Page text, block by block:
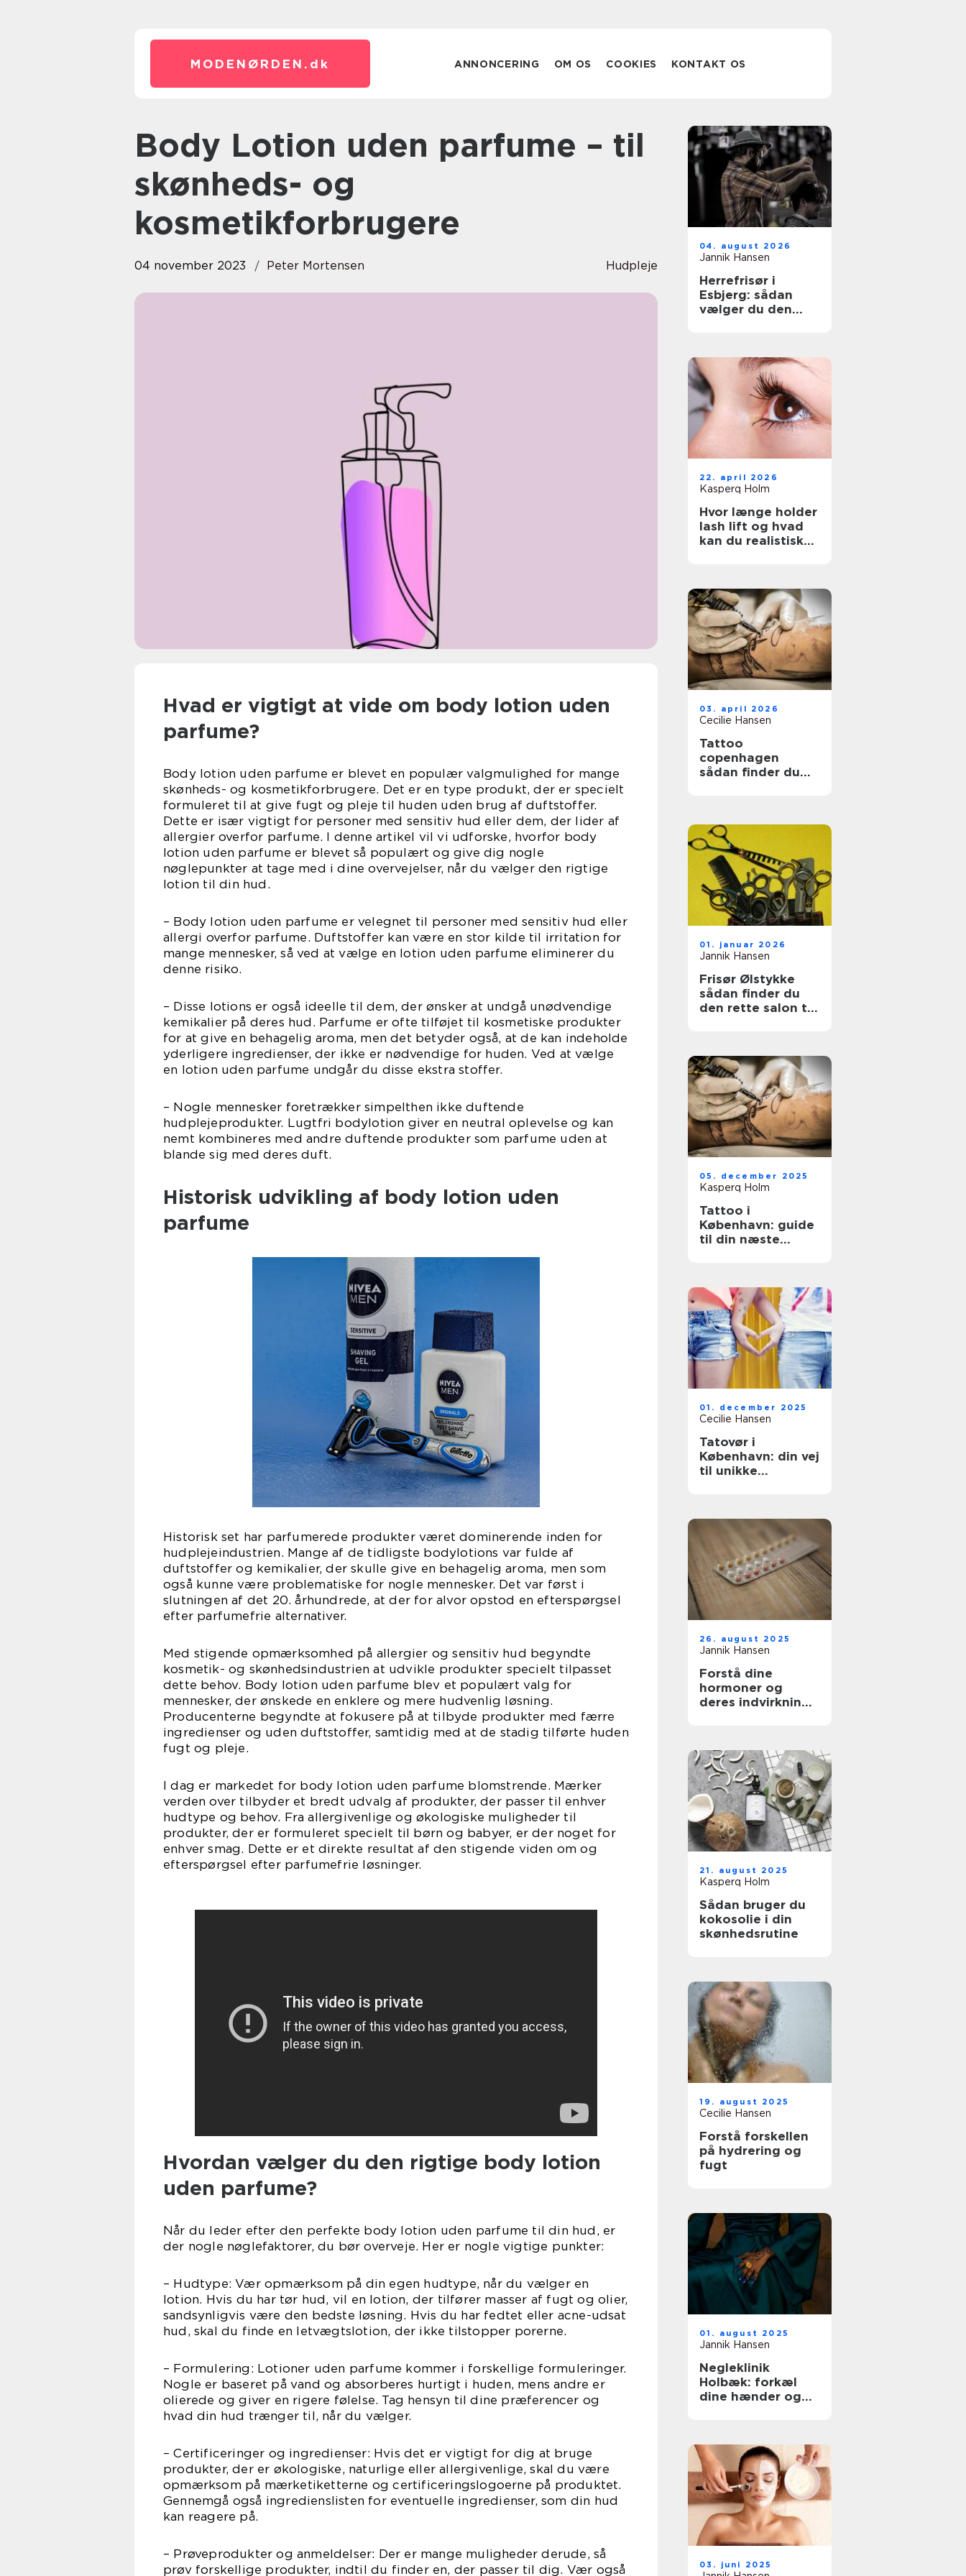
MODENØRDEN. dk ANNONCERING OM OS COOKIES KONTAKT OS
Body Lotion uden parfume – til
skønheds- og
kosmetikforbrugere
04 november 2023 Peter Mortensen Hudpleje
Hvad er vigtigt at vide om body lotion uden
parfume?
Body lotion uden parfume er blevet en populær valgmulighed for mange
skønheds- og kosmetikforbrugere. Det er en type produkt, der er specielt
formuleret til at give fugt og pleje til huden uden brug af duftstoffer.
Dette er især vigtigt for personer med sensitiv hud eller dem, der lider af
allergier overfor parfume. I denne artikel vil vi udforske, hvorfor body
lotion uden parfume er blevet så populært og give dig nogle
nøglepunkter at tage med i dine overvejelser, når du vælger den rigtige
lotion til din hud.
– Body lotion uden parfume er velegnet til personer med sensitiv hud eller
allergi overfor parfume. Duftstoffer kan være en stor kilde til irritation for
mange mennesker, så ved at vælge en lotion uden parfume eliminerer du
denne risiko.
– Disse lotions er også ideelle til dem, der ønsker at undgå unødvendige
kemikalier på deres hud. Parfume er ofte tilføjet til kosmetiske produkter
for at give en behagelig aroma, men det betyder også, at de kan indeholde
yderligere ingredienser, der ikke er nødvendige for huden. Ved at vælge
en lotion uden parfume undgår du disse ekstra stoffer.
– Nogle mennesker foretrækker simpelthen ikke duftende
hudplejeprodukter. Lugtfri bodylotion giver en neutral oplevelse og kan
nemt kombineres med andre duftende produkter som parfume uden at
blande sig med deres duft.
Historisk udvikling af body lotion uden
parfume
Historisk set har parfumerede produkter været dominerende inden for
hudplejeindustrien. Mange af de tidligste bodylotions var fulde af
duftstoffer og kemikalier, der skulle give en behagelig aroma, men som
også kunne være problematiske for nogle mennesker. Det var først i
slutningen af det 20. århundrede, at der for alvor opstod en efterspørgsel
efter parfumefrie alternativer.
Med stigende opmærksomhed på allergier og sensitiv hud begyndte
kosmetik- og skønhedsindustrien at udvikle produkter specielt tilpasset
dette behov. Body lotion uden parfume blev et populært valg for
mennesker, der ønskede en enklere og mere hudvenlig løsning.
Producenterne begyndte at fokusere på at tilbyde produkter med færre
ingredienser og uden duftstoffer, samtidig med at de stadig tilførte huden
fugt og pleje.
I dag er markedet for body lotion uden parfume blomstrende. Mærker
verden over tilbyder et bredt udvalg af produkter, der passer til enhver
hudtype og behov. Fra allergivenlige og økologiske muligheder til
produkter, der er formuleret specielt til børn og babyer, er der noget for
enhver smag. Dette er et direkte resultat af den stigende viden om og
efterspørgsel efter parfumefrie løsninger.
Hvordan vælger du den rigtige body lotion
uden parfume?
Når du leder efter den perfekte body lotion uden parfume til din hud, er
der nogle nøglefaktorer, du bør overveje. Her er nogle vigtige punkter:
– Hudtype: Vær opmærksom på din egen hudtype, når du vælger en
lotion. Hvis du har tør hud, vil en lotion, der tilfører masser af fugt og olier,
sandsynligvis være den bedste løsning. Hvis du har fedtet eller acne-udsat
hud, skal du finde en letvægtslotion, der ikke tilstopper porerne.
– Formulering: Lotioner uden parfume kommer i forskellige formuleringer.
Nogle er baseret på vand og absorberes hurtigt i huden, mens andre er
olierede og giver en rigere følelse. Tag hensyn til dine præferencer og
hvad din hud trænger til, når du vælger.
– Certificeringer og ingredienser: Hvis det er vigtigt for dig at bruge
produkter, der er økologiske, naturlige eller allergivenlige, skal du være
opmærksom på mærketiketterne og certificeringslogoerne på produktet.
Gennemgå også ingredienslisten for eventuelle ingredienser, som din hud
kan reagere på.
– Prøveprodukter og anmeldelser: Der er mange muligheder derude, så
prøv forskellige produkter, indtil du finder en, der passer til dig. Vær også
04. august 2026
Jannik Hansen
Herrefrisør i
Esbjerg: sådan
vælger du den
22. april 2026
Kasperq Holm
Hvor længe holder
lash lift og hvad
kan du realistisk
03. april 2026
Cecilie Hansen
Tattoo
copenhagen
sådan finder du
01. januar 2026
Jannik Hansen
Frisør Ølstykke
sådan finder du
den rette salon til
05. december 2025
Kasperq Holm
Tattoo i
København: guide
til din næste
01. december 2025
Cecilie Hansen
Tatovør i
København: din vej
til unikke
26. august 2025
Jannik Hansen
Forstå dine
hormoner og
deres indvirkning
21. august 2025
Kasperq Holm
Sådan bruger du
kokosolie i din
skønhedsrutine
19. august 2025
Cecilie Hansen
Forstå forskellen
på hydrering og
fugt
01. august 2025
Jannik Hansen
Negleklinik
Holbæk: forkæl
dine hænder og
03. juni 2025